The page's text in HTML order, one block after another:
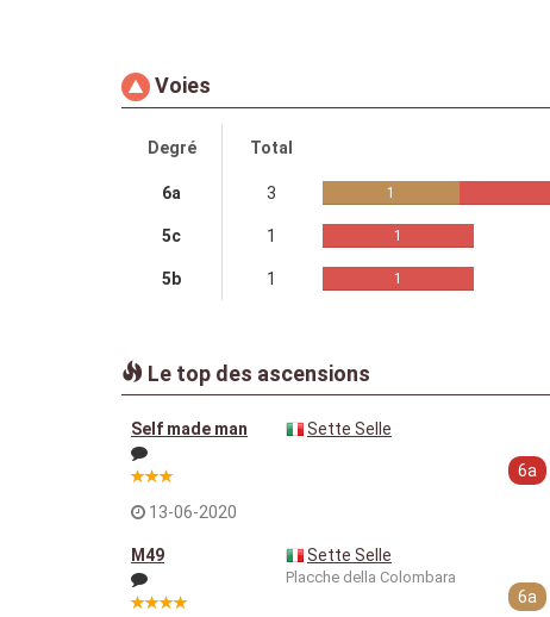
Voies
Degré Total
6a 3 1
5c 1 1
5b 1 1
Le top des ascensions
Self made man
13-06-2020
Sette Selle
6a
M49 Sette Selle
Placche della Colombara
6a